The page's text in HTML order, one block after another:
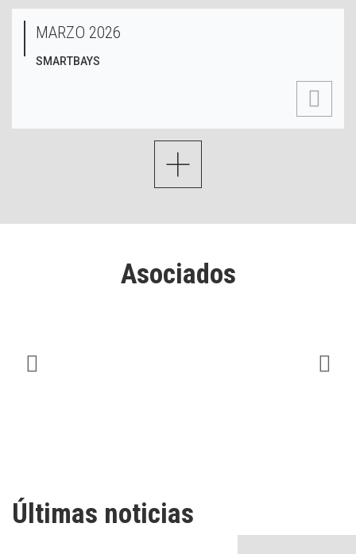
MARZO 2026
SMARTBAYS
+
Asociados
Últimas noticias